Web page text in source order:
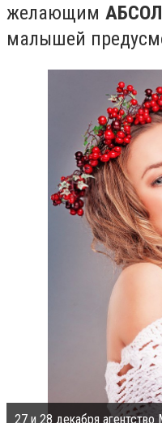
желающим
малышей
27 и 28 декабря